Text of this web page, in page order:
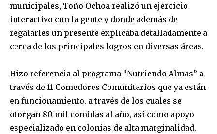
municipales, Toño Ochoa realizó un ejercicio
interactivo con la gente y donde además de
regalarles un presente explicaba detalladamente a
cerca de los principales logros en diversas áreas.
Hizo referencia al programa “Nutriendo Almas” a
través de 11 Comedores Comunitarios que ya están
en funcionamiento, a través de los cuales se
otorgan 80 mil comidas al año, así como apoyo
especializado en colonias de alta marginalidad.